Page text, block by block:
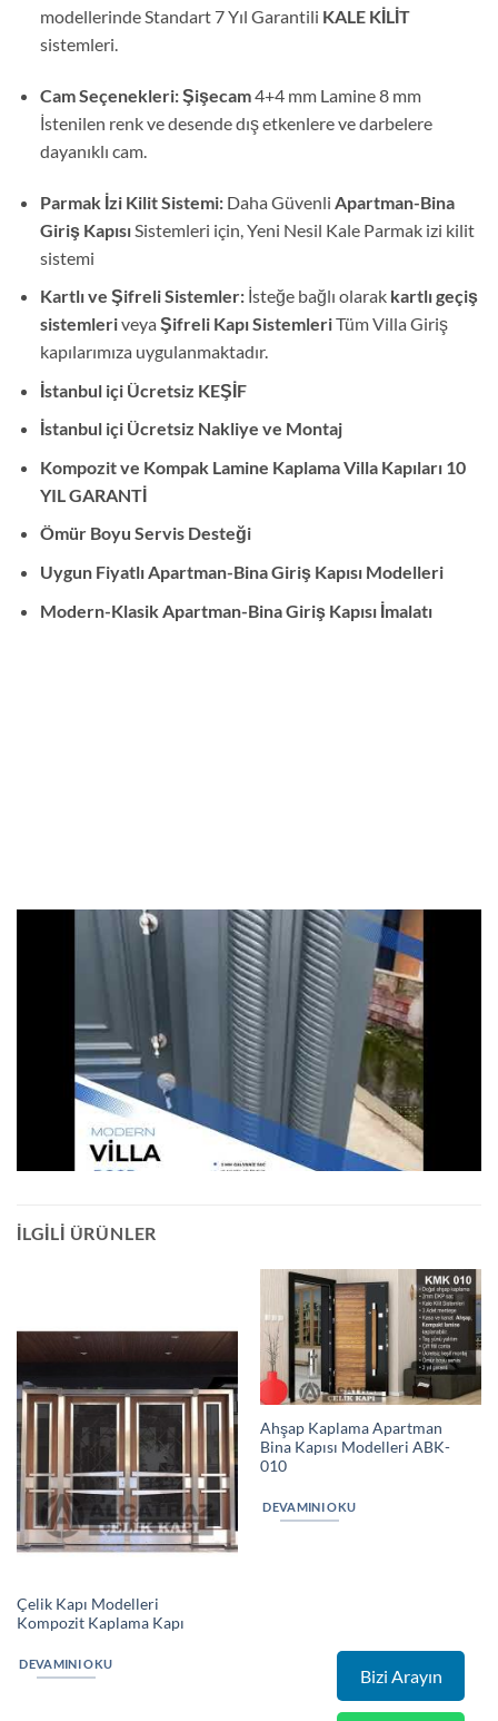
modellerinde Standart 7 Yıl Garantili KALE KİLİT
sistemleri.
Cam Seçenekleri: Şişecam4+4 mm Lamine 8 mm
İstenilen renk ve desende dış etkenlere ve darbelere
dayanıklı cam.
Parmak İzi Kilit Sistemi: Daha Güvenli Apartman-Bina
Giriş KapısıSistemleri için, Yeni Nesil Kale Parmak izi kilit
sistemi
Kartlı ve Şifreli Sistemler: İsteğe bağlı olarakkartlı geçiş
sistemleriveya Şifreli Kapı SistemleriTüm Villa Giriş
kapılarımıza uygulanmaktadır.
İstanbul içi Ücretsiz KEŞİF
İstanbul içi Ücretsiz Nakliye ve Montaj
Kompozit ve Kompak Lamine Kaplama Villa Kapıları 10
YIL GARANTİ
Ömür Boyu Servis Desteği
Uygun Fiyatlı Apartman-Bina Giriş Kapısı Modelleri
Modern-Klasik Apartman-Bina Giriş Kapısı İmalatı
İLGILI ÜRÜNLER
Çelik Kapı Modelleri
Kompozit Kaplama Kapı
DEVAMINI OKU
Ahşap Kaplama Apartman
Bina Kapısı Modelleri ABK-
010
DEVAMINI OKU
Bizi Arayın